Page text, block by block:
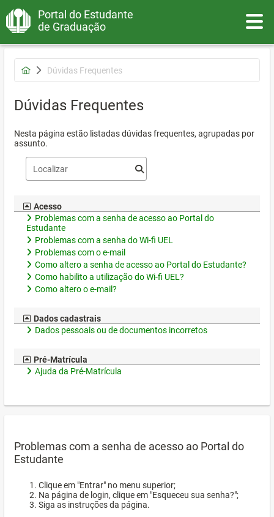
Portal do Estudante
de Graduação
Dúvidas Frequentes
Dúvidas Frequentes
Nesta página estão listadas dúvidas frequentes, agrupadas por
assunto.
Acesso
Problemas com a senha de acesso ao Portal do
Estudante
Problemas com a senha do Wi-fi UEL
Problemas com o e-mail
Como altero a senha de acesso ao Portal do Estudante?
Como habilito a utilização do Wi-fi UEL?
Como altero o e-mail?
Dados cadastrais
Dados pessoais ou de documentos incorretos
Pré-Matrícula
Ajuda da Pré-Matrícula
Problemas com a senha de acesso ao Portal do
Estudante
Clique em "Entrar" no menu superior;
Na página de login, clique em "Esqueceu sua senha?";
Siga as instruções da página.